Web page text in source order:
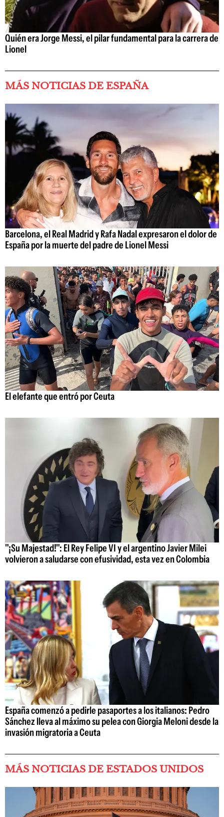
Quién era Jorge Messi, el pilar fundamental para la carrera de
Lionel
MÁS NOTICIAS DE ESPAÑA
Barcelona, el Real Madrid y Rafa Nadal expresaron el dolor de
España por la muerte del padre de Lionel Messi
El elefante que entró por Ceuta
"¡Su Majestad!": El Rey Felipe VI y el argentino Javier Milei
volvieron a saludarse con efusividad, esta vez en Colombia
España comenzó a pedirle pasaportes a los italianos: Pedro
Sánchez lleva al máximo su pelea con Giorgia Meloni desde la
invasión migratoria a Ceuta
MÁS NOTICIAS DE ESTADOS UNIDOS